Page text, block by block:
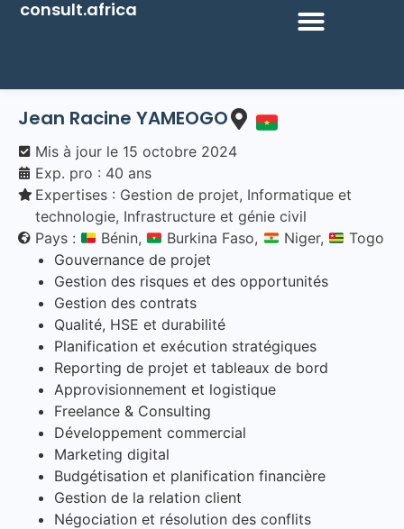
consult.africa
Jean Racine YAMEOGO
Mis à jour le 15 octobre 2024
Exp. pro : 40 ans
Expertises : Gestion de projet, Informatique et
technologie, Infrastructure et génie civil
Pays :
Bénin, Burkina Faso, Niger,
Togo
Gouvernance de projet
Gestion des risques et des opportunités
Gestion des contrats
Qualité, HSE et durabilité
Planification et exécution stratégiques
Reporting de projet et tableaux de bord
Approvisionnement et logistique
Freelance & Consulting
Développement commercial
Marketing digital
Budgétisation et planification financière
Gestion de la relation client
Négociation et résolution des conflits